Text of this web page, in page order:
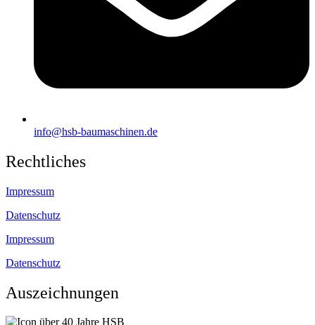
info@hsb-baumaschinen.de
Rechtliches
Impressum
Datenschutz
Impressum
Datenschutz
Auszeichnungen